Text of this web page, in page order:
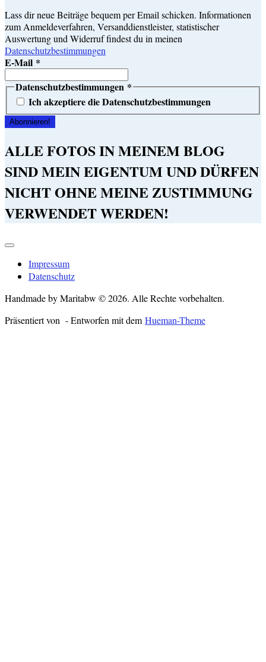
Lass dir neue Beiträge bequem per Email schicken. Informationen
zum Anmeldeverfahren, Versanddienstleister, statistischer
Auswertung und Widerruf findest du in meinen
Datenschutzbestimmungen
E-Mail *
Datenschutzbestimmungen *
Ich akzeptiere die Datenschutzbestimmungen
ALLE FOTOS IN MEINEM BLOG
SIND MEIN EIGENTUM UND DÜRFEN
NICHT OHNE MEINE ZUSTIMMUNG
VERWENDET WERDEN!
Impressum
Datenschutz
Handmade by Maritabw © 2026. Alle Rechte vorbehalten.
Präsentiert von - Entworfen mit demHueman-Theme